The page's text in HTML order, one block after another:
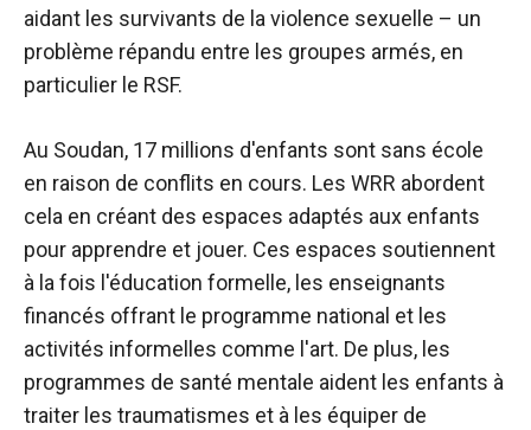
aidant les survivants de la violence sexuelle – un
problème répandu entre les groupes armés, en
particulier le RSF.
Au Soudan, 17 millions d'enfants sont sans école
en raison de conflits en cours. Les WRR abordent
cela en créant des espaces adaptés aux enfants
pour apprendre et jouer. Ces espaces soutiennent
à la fois l'éducation formelle, les enseignants
financés offrant le programme national et les
activités informelles comme l'art. De plus, les
programmes de santé mentale aident les enfants à
traiter les traumatismes et à les équiper de